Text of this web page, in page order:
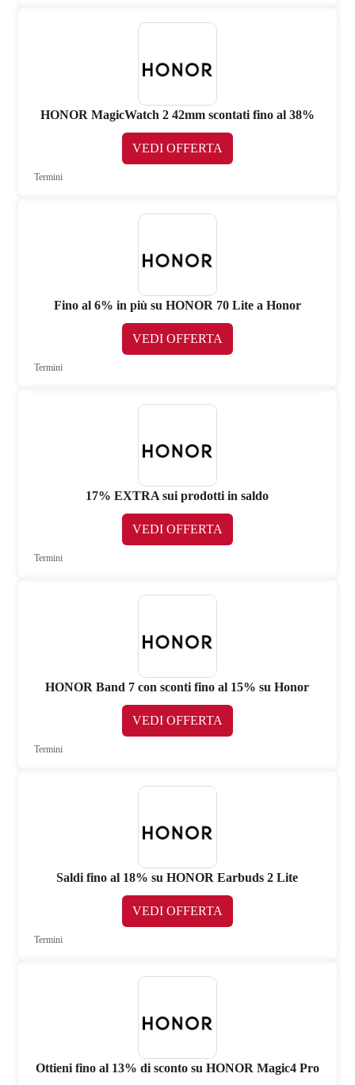
HONOR MagicWatch 2 42mm scontati fino al 38%
VEDI OFFERTA
Termini
Fino al 6% in più su HONOR 70 Lite a Honor
VEDI OFFERTA
Termini
17% EXTRA sui prodotti in saldo
VEDI OFFERTA
Termini
HONOR Band 7 con sconti fino al 15% su Honor
VEDI OFFERTA
Termini
Saldi fino al 18% su HONOR Earbuds 2 Lite
VEDI OFFERTA
Termini
Ottieni fino al 13% di sconto su HONOR Magic4 Pro